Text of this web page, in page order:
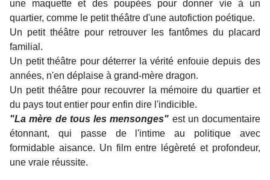
une maquette et des poupées pour donner vie à un
quartier, comme le petit théâtre d'une autofiction poétique.
Un petit théâtre pour retrouver les fantômes du placard
familial.
Un petit théâtre pour déterrer la vérité enfouie depuis des
années, n'en déplaise à grand-mère dragon.
Un petit théâtre pour recouvrer la mémoire du quartier et
du pays tout entier pour enfin dire l'indicible.
"La mère de tous les mensonges" est un documentaire
étonnant, qui passe de l'intime au politique avec
formidable aisance. Un film entre légèreté et profondeur,
une vraie réussite.